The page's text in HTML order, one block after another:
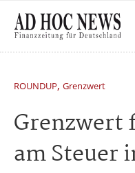
ROUNDUP, Grenzwert
Grenzwert
am Steuer